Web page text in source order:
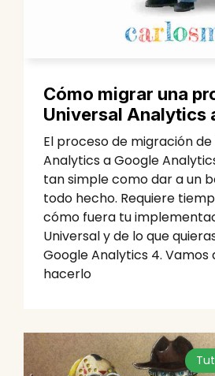
Cómo migrar una
Universal Analytics
El proceso de migración de
Analytics a Google
tan simple como dar a un
todo hecho. Requiere
cómo fuera tu
Universal y de lo que
Google Analytics 4. Vamos
hacerlo